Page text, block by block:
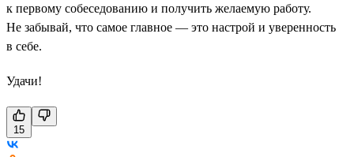
к первому собеседованию и получить желаемую работу.
Не забывай, что самое главное — это настрой и уверенность
в себе.
Удачи!
15